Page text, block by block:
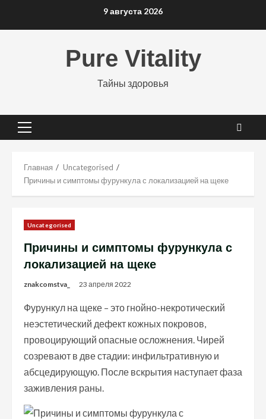
9 августа 2026
Pure Vitality
Тайны здоровья
Основное
Главная
Uncategorised
Причины и симптомы фурункула с локализацией на щеке
Uncategorised
Причины и симптомы фурункула с
локализацией на щеке
znakcomstva_ 23 апреля 2022
Фурункул на щеке – это гнойно-некротический
неэстетический дефект кожных покровов,
провоцирующий опасные осложнения. Чирей
созревают в две стадии: инфильтративную и
абсцедирующую. После вскрытия наступает фаза
заживления раны.